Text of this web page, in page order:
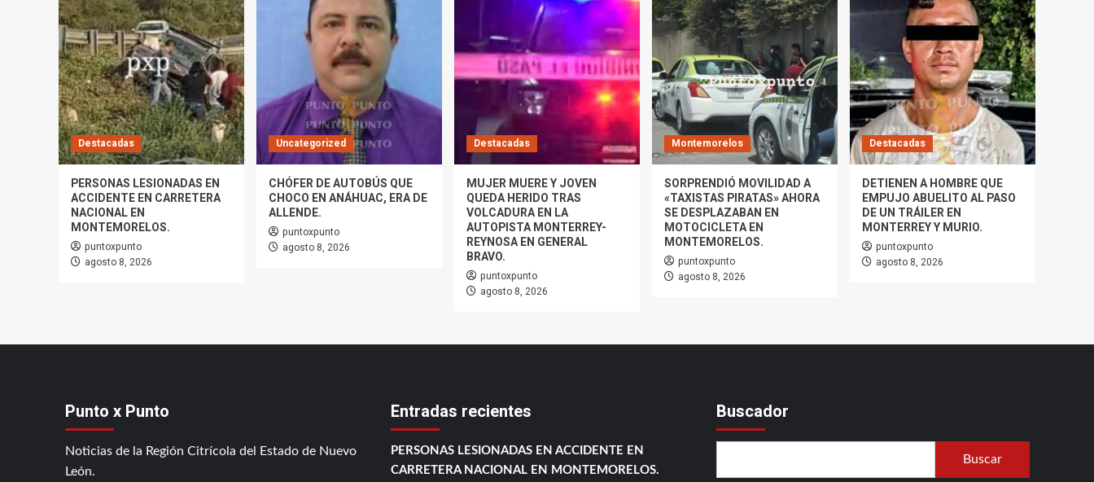
Destacadas
PERSONAS LESIONADAS EN
ACCIDENTE EN CARRETERA
NACIONAL EN
MONTEMORELOS.
puntoxpunto
agosto 8, 2026
Uncategorized
CHÓFER DE AUTOBÚS QUE
CHOCO EN ANÁHUAC, ERA DE
ALLENDE.
puntoxpunto
agosto 8, 2026
Destacadas
MUJER MUERE Y JOVEN
QUEDA HERIDO TRAS
VOLCADURA EN LA
AUTOPISTA MONTERREY-
REYNOSA EN GENERAL
BRAVO.
puntoxpunto
agosto 8, 2026
Montemorelos
SORPRENDIÓ MOVILIDAD A
«TAXISTAS PIRATAS» AHORA
SE DESPLAZABAN EN
MOTOCICLETA EN
MONTEMORELOS.
puntoxpunto
agosto 8, 2026
Destacadas
DETIENEN A HOMBRE QUE
EMPUJO ABUELITO AL PASO
DE UN TRÁILER EN
MONTERREY Y MURIO.
puntoxpunto
agosto 8, 2026
Punto x Punto
Noticias de la Región Citrícola del Estado de Nuevo
León.
Entradas recientes
PERSONAS LESIONADAS EN ACCIDENTE EN
CARRETERA NACIONAL EN MONTEMORELOS.
Buscador
Buscar